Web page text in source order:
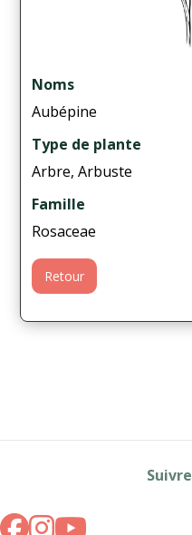
Noms
Aubépine
Type de plante
Arbre, Arbuste
Famille
Rosaceae
Retour